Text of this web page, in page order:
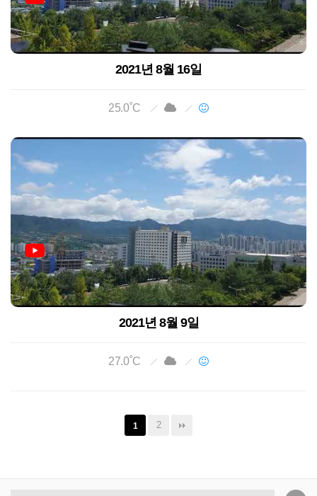
2021년 8월 16일
25.0˚C
2021년 8월 9일
27.0˚C
1 2